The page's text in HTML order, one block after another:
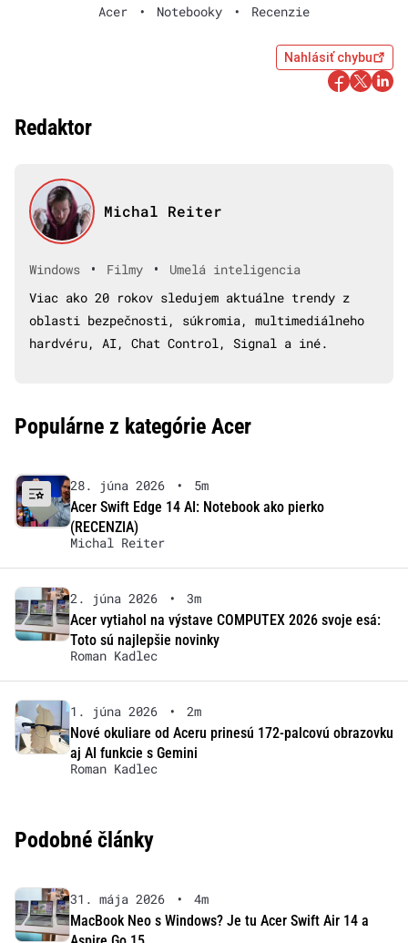
Acer • Notebooky • Recenzie
Nahlásiť chybu
Redaktor
Michal Reiter
Windows • Filmy •
Umelá inteligencia
Viac ako 20 rokov sledujem aktuálne trendy z
oblasti bezpečnosti, súkromia, multimediálneho
hardvéru, AI, Chat Control, Signal a iné.
Populárne z kategórie Acer
28. júna 2026 •
5m
Acer Swift Edge 14 AI: Notebook ako pierko
(RECENZIA)
Michal Reiter
2. júna 2026 •
3m
Acer vytiahol na výstave COMPUTEX 2026 svoje esá:
Toto sú najlepšie novinky
Roman Kadlec
1. júna 2026 •
2m
Nové okuliare od Aceru prinesú 172-palcovú obrazovku
aj AI funkcie s Gemini
Roman Kadlec
Podobné články
31. mája 2026 •
4m
MacBook Neo s Windows? Je tu Acer Swift Air 14 a